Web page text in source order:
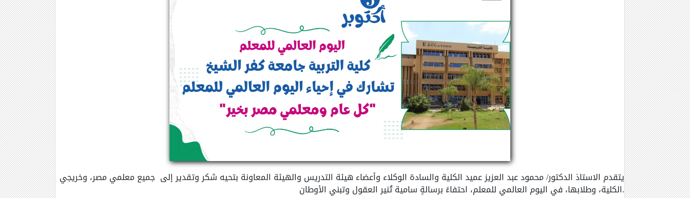
يتقدم الاستاذ الدكتور/ محمود عبد العزيز عميد الكلية والسادة الوكلاء وأعضاء هيئة التدريس والهيئة المعاونة بتحيه شكر وتقدير إلى جميع معلمي مصر، وخريجي
الكلية، وطلابها، في اليوم العالمي للمعلم، احتفاءً برسالةٍ سامية تُنير العقول وتبني الأوطان.